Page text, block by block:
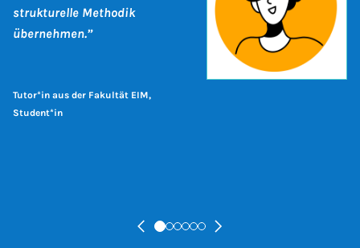
strukturelle Methodik
übernehmen.”
Tutor*in aus der Fakultät EIM,
Student*in